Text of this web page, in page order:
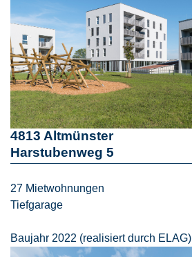
4813 Altmünster
Harstubenweg 5
27 Mietwohnungen
Tiefgarage
Baujahr 2022 (realisiert durch ELAG)